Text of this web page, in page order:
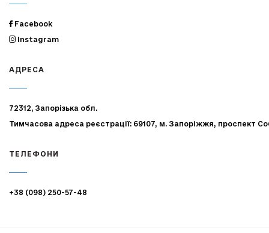
Facebook
Instagram
АДРЕСА
72312, Запорізька обл.
Тимчасова адреса реєстрації: 69107, м. Запоріжжя, проспект
ТЕЛЕФОНИ
+38 (098) 250-57-48